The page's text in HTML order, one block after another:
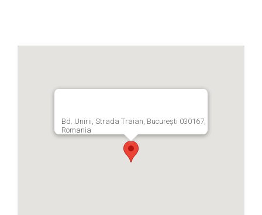
Bd. Unirii, Strada Traian, București 030167,
Romania